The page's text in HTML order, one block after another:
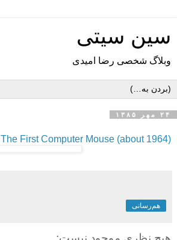
سین سیتی
وبلاگ شخصی رضا امیدی
۲۴ مهر ۱۳۸۵
The First Computer Mouse (about 1964)
هم‌رسانی